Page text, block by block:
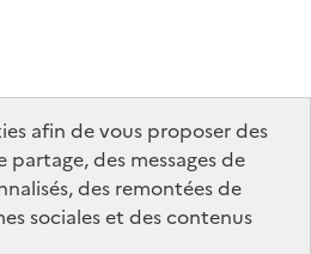
afin de vous proposer des
des messages de
des remontées de
sociales et des contenus
data.gouv.fr